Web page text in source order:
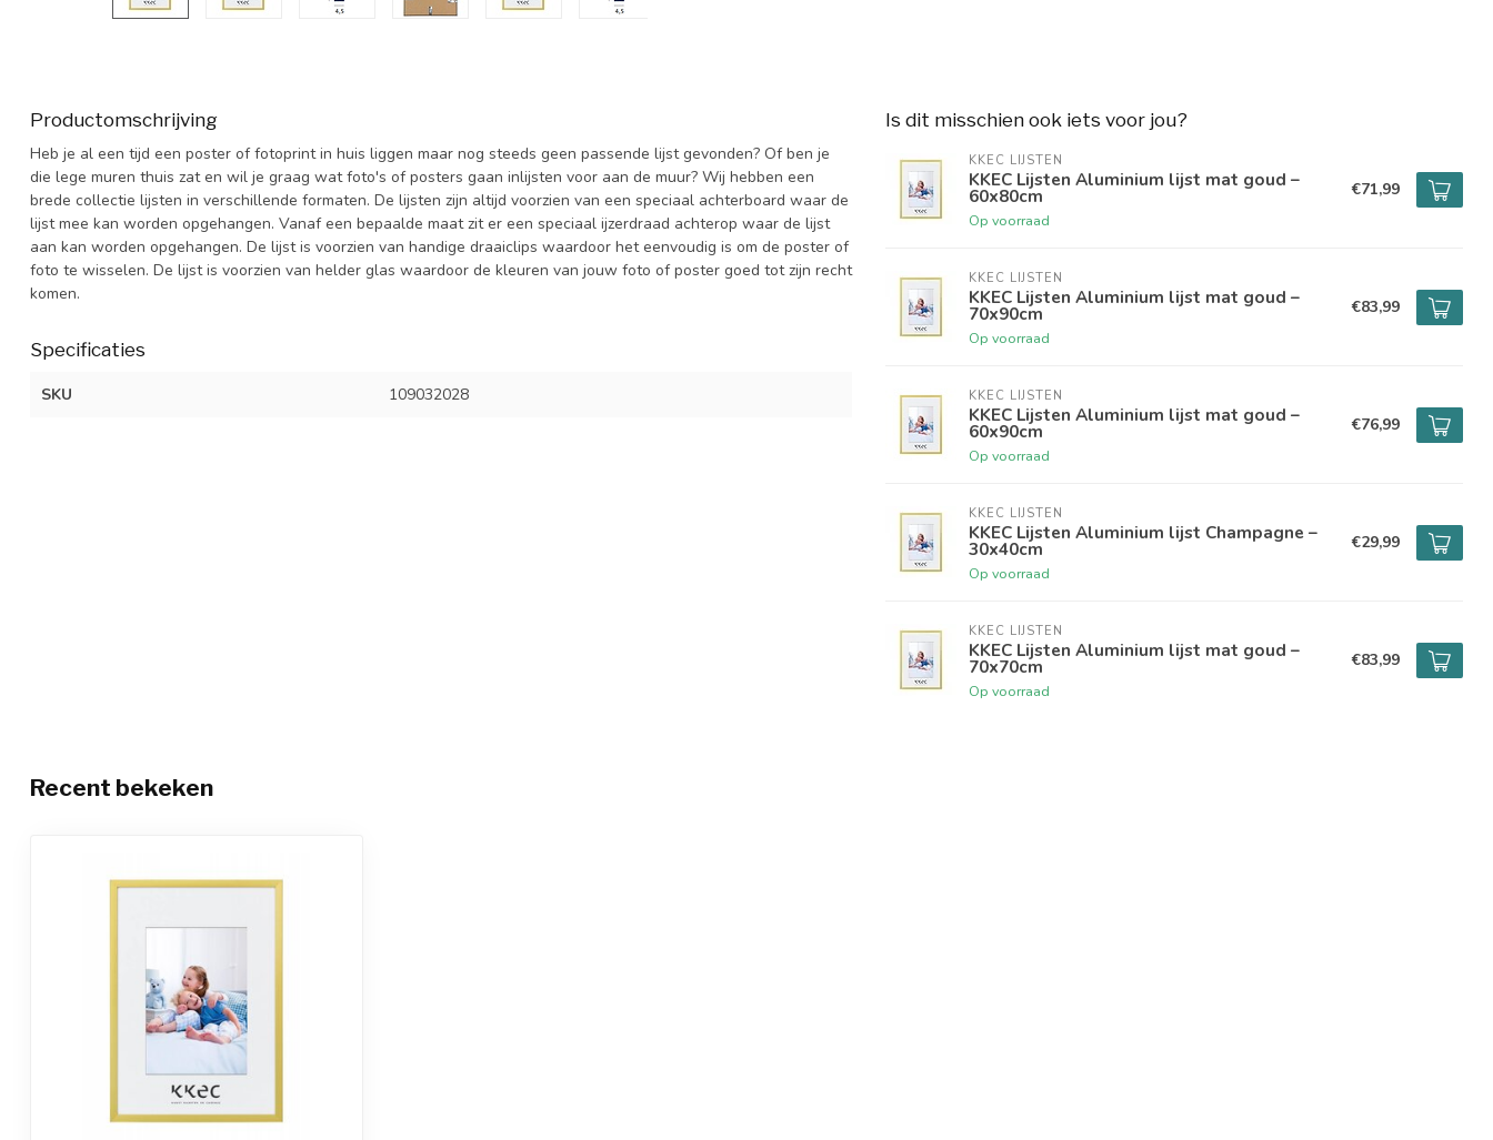
Productomschrijving
Heb je al een tijd een poster of fotoprint in huis liggen maar nog steeds geen passende lijst gevonden? Of ben je
die lege muren thuis zat en wil je graag wat foto's of posters gaan inlijsten voor aan de muur? Wij hebben een
brede collectie lijsten in verschillende formaten. De lijsten zijn altijd voorzien van een speciaal achterboard waar de
lijst mee kan worden opgehangen. Vanaf een bepaalde maat zit er een speciaal ijzerdraad achterop waar de lijst
aan kan worden opgehangen. De lijst is voorzien van handige draaiclips waardoor het eenvoudig is om de poster of
foto te wisselen. De lijst is voorzien van helder glas waardoor de kleuren van jouw foto of poster goed tot zijn recht
komen.
Specificaties
SKU 109032028
Is dit misschien ook iets voor jou?
KKEC LIJSTEN
KKEC Lijsten Aluminium lijst mat goud –
60x80cm
Op voorraad
€71,99
KKEC LIJSTEN
KKEC Lijsten Aluminium lijst mat goud –
70x90cm
Op voorraad
€83,99
KKEC LIJSTEN
KKEC Lijsten Aluminium lijst mat goud –
60x90cm
Op voorraad
€76,99
KKEC LIJSTEN
KKEC Lijsten Aluminium lijst Champagne –
30x40cm
Op voorraad
€29,99
KKEC LIJSTEN
KKEC Lijsten Aluminium lijst mat goud –
70x70cm
Op voorraad
€83,99
Recent bekeken